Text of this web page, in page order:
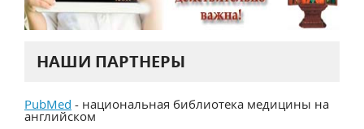
НАШИ ПАРТНЕРЫ
PubMed - национальная библиотека медицины на
английском